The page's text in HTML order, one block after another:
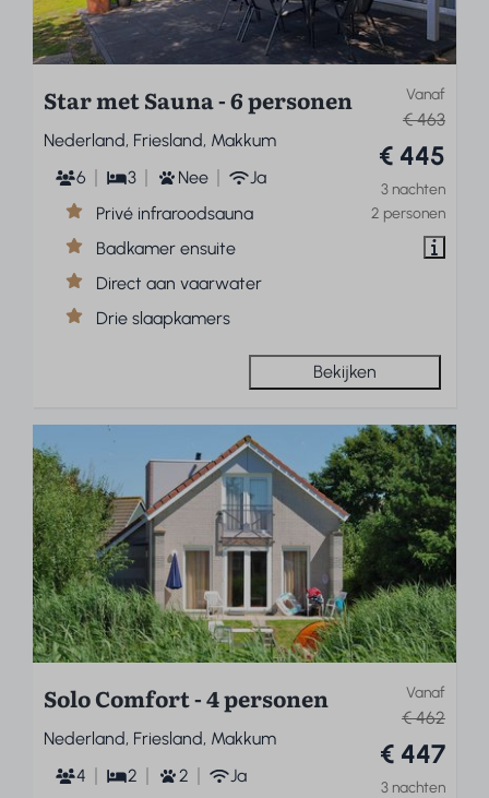
Vanaf
€ 463
€ 445
3 nachten
2 personen
Star met Sauna - 6 personen
Nederland, Friesland, Makkum
6
3 Nee
Ja
Privé infraroodsauna
Badkamer ensuite
Direct aan vaarwater
Drie slaapkamers
Bekijken
Vanaf
€ 462
€ 447
3 nachten
Solo Comfort - 4 personen
Nederland, Friesland, Makkum
4
2 2
Ja